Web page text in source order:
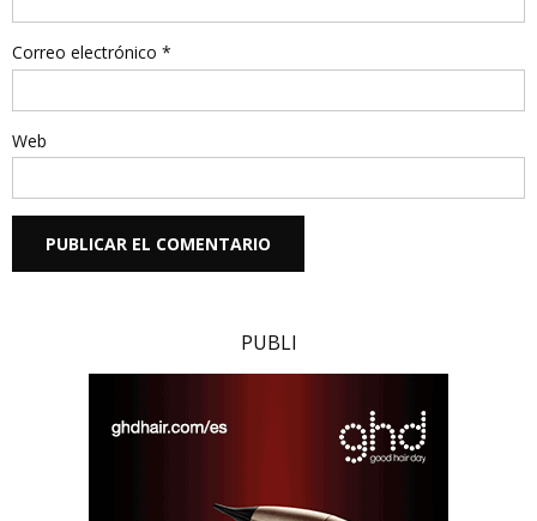
Correo electrónico *
Web
PUBLI